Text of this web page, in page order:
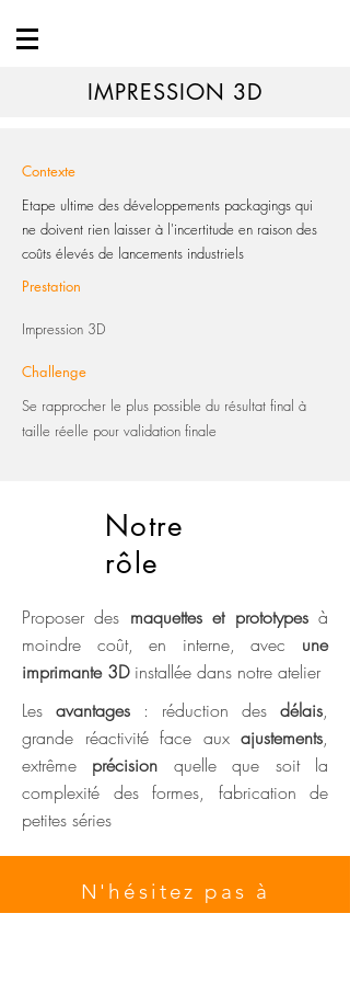
IMPRESSION 3D
Contexte
Etape ultime des développements packagings qui
ne doivent rien laisser à l'incertitude en raison des
coûts élevés de lancements industriels
Prestation
Impression 3D
Challenge
Se rapprocher le plus possible du résultat final à
taille réelle pour validation finale
Notre
rôle
Proposer des maquettes et prototypesà
moindre coût, en interne, avec une
imprimante 3Dinstallée dans notre atelier
Les avantages : réduction des délais,
grande réactivité face aux ajustements,
extrême précision quelle que soit la
complexité des formes, fabrication de
petites séries
N'hésitez pas à
nouscontacter